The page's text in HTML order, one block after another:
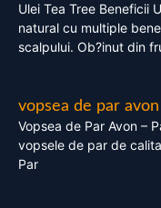
Ulei Tea Tree Beneficii
natural cu multiple
scalpului. Ob?inut din
vopsea de par
Vopsea de Par Avon –
vopsele de par de
Par